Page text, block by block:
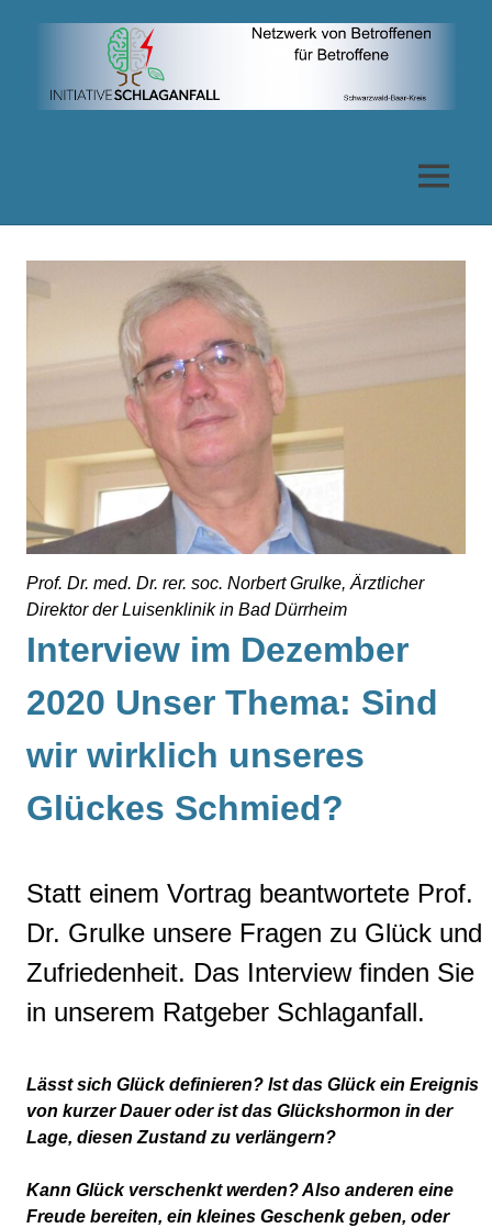
für
Betroffene
MENÜ
Prof. Dr. med. Dr. rer. soc. Norbert Grulke, Ärztlicher
Direktor der Luisenklinik in Bad Dürrheim
Interview im Dezember
2020 Unser Thema: Sind
wir wirklich unseres
Glückes Schmied?
Statt einem Vortrag beantwortete Prof.
Dr. Grulke unsere Fragen zu Glück und
Zufriedenheit. Das Interview finden Sie
in unserem Ratgeber Schlaganfall.
Lässt sich Glück definieren? Ist das Glück ein Ereignis
von kurzer Dauer oder ist das Glückshormon in der
Lage, diesen Zustand zu verlängern?
Kann Glück verschenkt werden? Also anderen eine
Freude bereiten, ein kleines Geschenk geben, oder